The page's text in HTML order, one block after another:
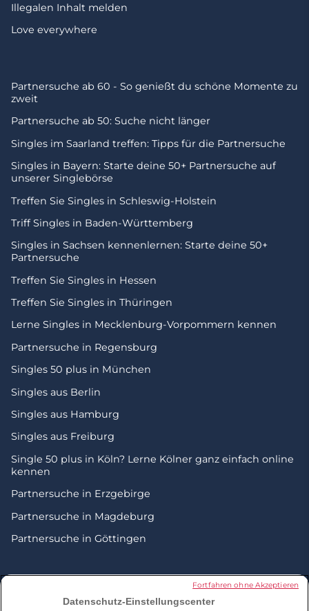
Illegalen Inhalt melden
Love everywhere
Partnersuche ab 60 - So genießt du schöne Momente zu
zweit
Partnersuche ab 50: Suche nicht länger
Singles im Saarland treffen: Tipps für die Partnersuche
Singles in Bayern: Starte deine 50+ Partnersuche auf
unserer Singlebörse
Treffen Sie Singles in Schleswig-Holstein
Triff Singles in Baden-Württemberg
Singles in Sachsen kennenlernen: Starte deine 50+
Partnersuche
Treffen Sie Singles in Hessen
Treffen Sie Singles in Thüringen
Lerne Singles in Mecklenburg-Vorpommern kennen
Partnersuche in Regensburg
Singles 50 plus in München
Singles aus Berlin
Singles aus Hamburg
Singles aus Freiburg
Single 50 plus in Köln? Lerne Kölner ganz einfach online
kennen
Partnersuche in Erzgebirge
Partnersuche in Magdeburg
Partnersuche in Göttingen
© 2026 by Zweisam. Alle Rechte vorbehalten. A meetic
Datenschutz-Einstellungscenter
Fortfahren ohne Akzeptieren